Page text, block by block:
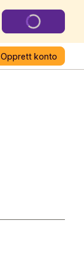
Opprett konto